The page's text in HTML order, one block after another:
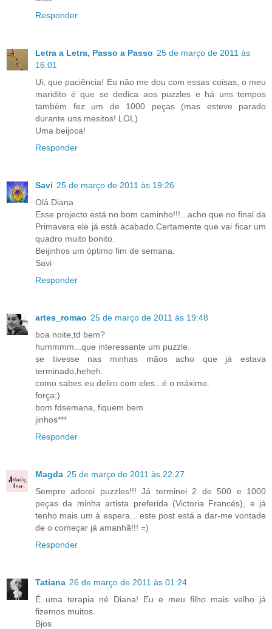
Responder
Letra a Letra, Passo a Passo 25 de março de 2011 às
16:01
Ui, que paciência! Eu não me dou com essas coisas, o meu
maridito é que se dedica aos puzzles e há uns tempos
também fez um de 1000 peças (mas esteve parado
durante uns mesitos! LOL)
Uma beijoca!
Responder
Savi 25 de março de 2011 às 19:26
Olá Diana
Esse projecto está no bom caminho!!!...acho que no final da
Primavera ele já está acabado.Certamente que vai ficar um
quadro muito bonito.
Beijinhos um óptimo fim de semana.
Savi
Responder
artes_romao 25 de março de 2011 às 19:48
boa noite,td bem?
hummmm...que interessante um puzzle.
se tivesse nas minhas mãos acho que já estava
terminado,heheh.
como sabes eu deliro com eles...é o máximo.
força;)
bom fdsemana, fiquem bem.
jinhos***
Responder
Magda 25 de março de 2011 às 22:27
Sempre adorei puzzles!!! Já terminei 2 de 500 e 1000
peças da minha artista preferida (Victoria Francés), e já
tenho mais um à espera... este post está a dar-me vontade
de o começar já amanhã!!! =)
Responder
Tatiana 26 de março de 2011 às 01:24
É uma terapia né Diana! Eu e meu filho mais velho já
fizemos muitos.
Bjos